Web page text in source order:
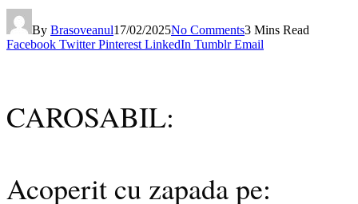
By Brasoveanul17/02/2025No Comments3 Mins Read
Facebook Twitter Pinterest LinkedIn Tumblr Email
CAROSABIL:
Acoperit cu zapada pe: